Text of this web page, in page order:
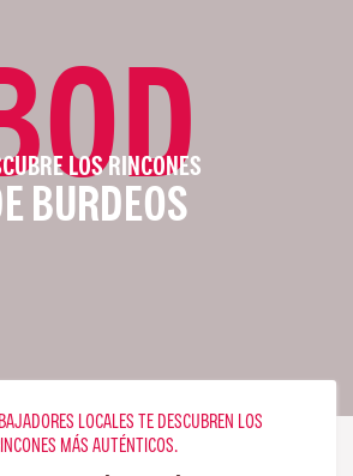
LOS RINCONES
BURDEOS
LOCALES TE DESCUBREN LOS
MÁS AUTÉNTICOS.